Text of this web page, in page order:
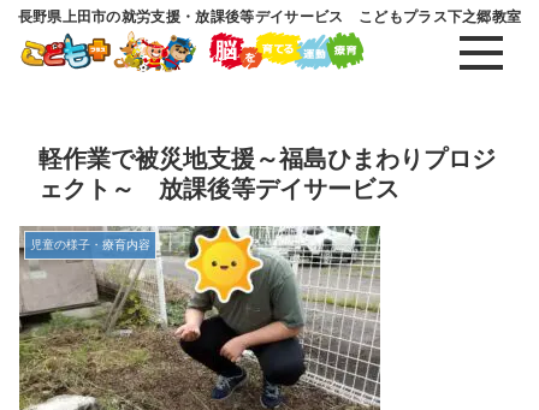
長野県上田市の就労支援・放課後等デイサービス こどもプラス下之郷教室
軽作業で被災地支援～福島ひまわりプロジ
ェクト～ 放課後等デイサービス
児童の様子・療育内容